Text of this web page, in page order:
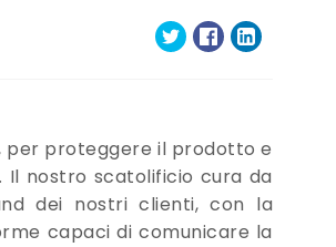
per proteggere il prodotto e
Il nostro scatolificio cura da
dei nostri clienti, con la
capaci di comunicare la